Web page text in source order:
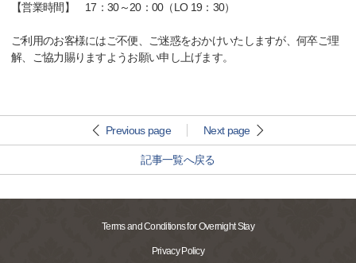
【営業時間】 17：30～20：00（LO 19：30）
ご利用のお客様にはご不便、ご迷惑をおかけいたしますが、何卒ご理
解、ご協力賜りますようお願い申し上げます。
Previous page Next page
記事一覧へ戻る
Terms and Conditions for Overnight Stay
Privacy Policy